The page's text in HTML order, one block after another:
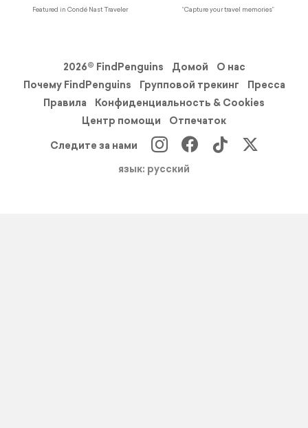
Featured in Condé Nast Traveler “Capture your travel memories”
2026© FindPenguins Домой
О нас
Почему FindPenguins
Групповой трекинг
Пресса
Правила
Конфиденциальность & Cookies
Центр помощи
Отпечаток
Следите за нами
язык: русский